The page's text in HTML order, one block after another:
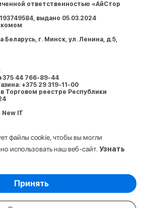
ответственностью «АйСтор
выдано 05.03.2024
Беларусь, г. Минcк, ул. Ленина, д.5,
44 766-89-44
+375 29 319-11-00
Торговом реестре Республики
New IT
Все права защищены.
файлы cookie, чтобы вы могли
использовать наш веб-сайт. Узнать
cookie
Принять